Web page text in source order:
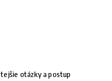
otázky a postup